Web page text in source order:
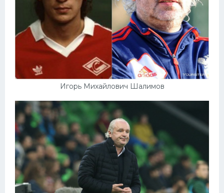
Игорь Михайлович Шалимов